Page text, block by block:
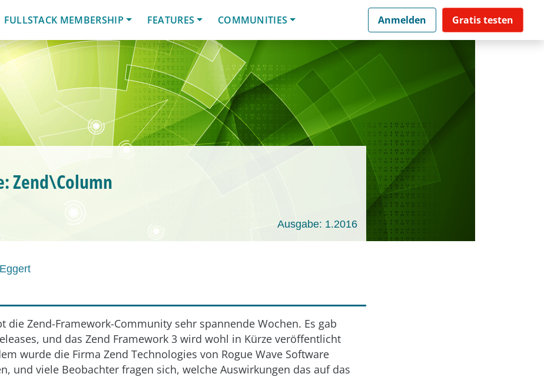
FULLSTACK MEMBERSHIP FEATURES COMMUNITIES Anmelden Gratis testen
Zend\Column
Ausgabe: 1.2016
die Zend-Framework-Community sehr spannende Wochen. Es gab
und das Zend Framework 3 wird wohl in Kürze veröffentlicht
wurde die Firma Zend Technologies von Rogue Wave Software
und viele Beobachter fragen sich, welche Auswirkungen das auf das